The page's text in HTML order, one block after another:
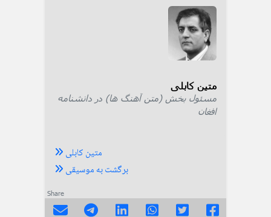
متین کابلی
مسئول بخش (متن آهنگ ها) در دانشنامه
افغان
متین کابلی
برگشت به موسیقی
Share